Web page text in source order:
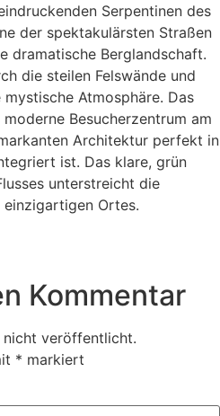
Serpentinen des
der spektakulärsten Straßen
dramatische Berglandschaft.
die steilen Felswände und
Atmosphäre. Das
Besucherzentrum am
Architektur perfekt in
ist. Das klare, grün
unterstreicht die
einzigartigen Ortes.
Kommentar
nicht veröffentlicht.
* markiert